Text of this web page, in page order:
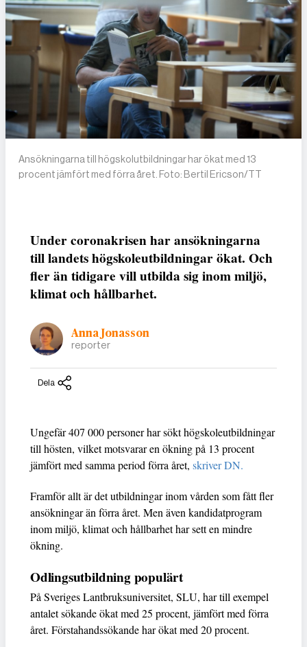
Ansökningarna till högskolutbildningar har ökat med 13
procent jämfört med förra året. Foto: Bertil Ericson/TT
Under coronakrisen har ansökningarna
till landets högskoleutbildningar ökat. Och
fler än tidigare vill utbilda sig inom miljö,
klimat och hållbarhet.
Anna Jonasson
reporter
Dela
Ungefär 407 000 personer har sökt högskoleutbildningar
till hösten, vilket motsvarar en ökning på 13 procent
jämfört med samma period förra året, skriver DN.
Framför allt är det utbildningar inom vården som fått fler
ansökningar än förra året. Men även kandidatprogram
inom miljö, klimat och hållbarhet har sett en mindre
ökning.
Odlingsutbildning populärt
På Sveriges Lantbruksuniversitet, SLU, har till exempel
antalet sökande ökat med 25 procent, jämfört med förra
året. Förstahandssökande har ökat med 20 procent.